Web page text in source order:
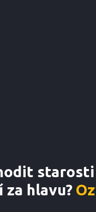
starosti
hlavu?